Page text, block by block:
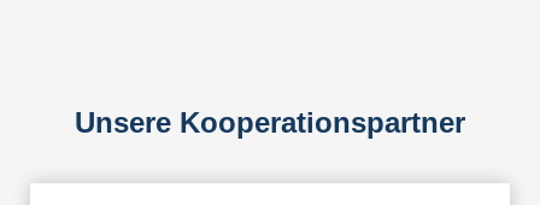
Unsere Kooperationspartner